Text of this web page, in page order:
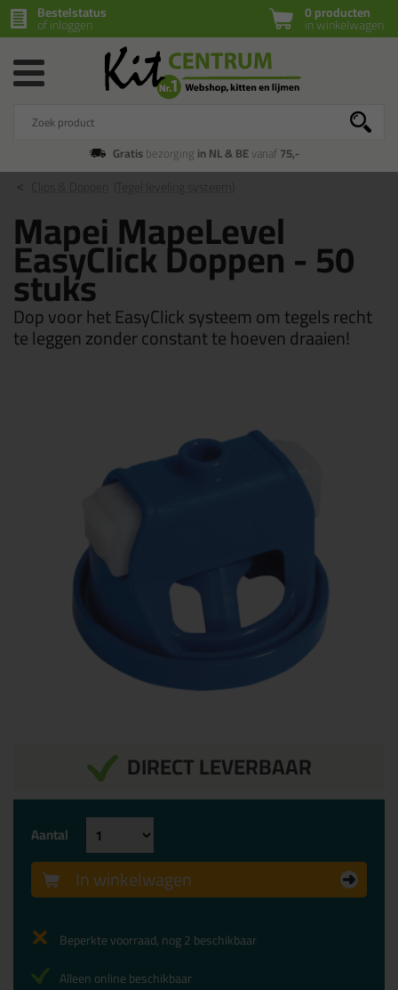
0 producten
in winkelwagen
Bestelstatus
of inloggen
Gratisbezorging in NL & BEvanaf75,-
Mapei MapeLevel
EasyClick Doppen - 50
stuks
Dop voor het EasyClick systeem om tegels recht
te leggen zonder constant te hoeven draaien!
DIRECT LEVERBAAR
Aantal
In winkelwagen
Beperkte voorraad, nog 2 beschikbaar
Alleen online beschikbaar